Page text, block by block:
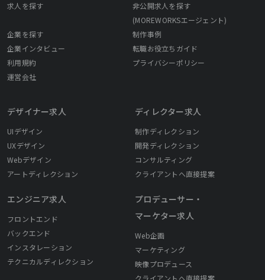
求人を探す
非公開求人を探す
(MOREWORKSエージェント)
企業を探す
制作事例
企業インタビュー
転職お役立ちガイド
利用規約
プライバシーポリシー
運営会社
デザイナー求人
UIデザイン
UXデザイン
Webデザイン
アートディレクション
エンジニア求人
フロントエンド
バックエンド
インスタレーション
テクニカルディレクション
ディレクター求人
制作ディレクション
開発ディレクション
コンサルティング
クライアントへ直接提案
プロデューサー・
マーケター求人
Web企画
マーケティング
映像プロデュース